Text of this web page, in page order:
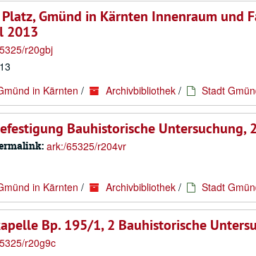
Gmünd in Kärnten Innenraum und
2013
r20gbj
in Kärnten / Archivbibliothek / Stadt
Bauhistorische Untersuchung,
ark:/65325/r204vr
in Kärnten / Archivbibliothek / Stadt
Bp. 195/1, 2 Bauhistorische
r20g9c